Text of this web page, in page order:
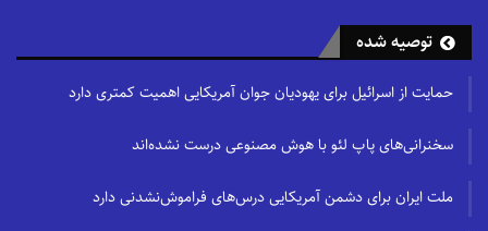
توصیه شده
حمایت از اسرائیل برای یهودیان جوان آمریکایی اهمیت کمتری دارد
سخنرانی‌های پاپ لئو با هوش مصنوعی درست نشده‌اند
ملت ایران برای دشمن آمریکایی درس‌های فراموش‌نشدنی دارد